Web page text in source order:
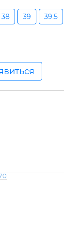
38 39 39.5